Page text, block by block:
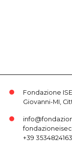
Fondazione
Giovanni-MI,
+39 3534824163